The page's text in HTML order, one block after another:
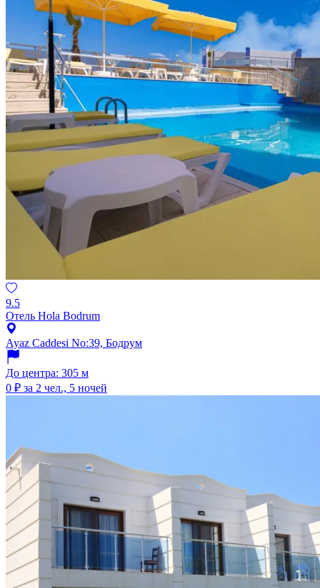
9.5
Отель Hola Bodrum
Ayaz Caddesi No:39, Бодрум
До центра: 305 м
0 ₽ за 2 чел., 5 ночей